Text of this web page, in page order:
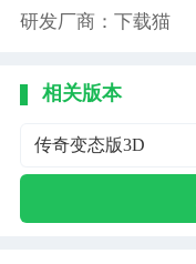
研发厂商：下载猫
相关版本
传奇变态版3D